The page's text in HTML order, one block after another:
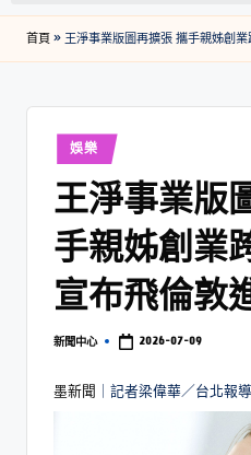
首頁»王淨事業版圖再擴張 攜手親姊創
娛樂
王淨事業版
手親姊創業
宣布飛倫敦
新聞中心 2026-07-09
墨新聞 ｜記者梁偉華／台北報導